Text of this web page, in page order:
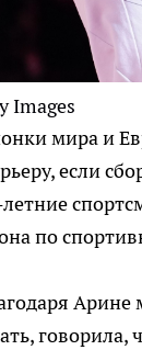
Images
мира и
если
по